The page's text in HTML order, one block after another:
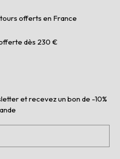
offerts en France
dès 230 €
et recevez un bon de -10%